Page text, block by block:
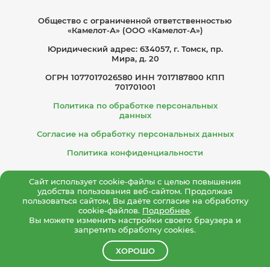
Общество с ограниче­нной ответственностью
«Камелот-А» (ООО «Камелот-А»)
Юридический адрес: 634057, г. Томск, пр.
Мира, д. 20
ОГРН 1077017026580 ИНН 7017187800 КПП
701701001
Политика по обработке персональных
данных
Согласие на обработку персональных данных
Политика конфиденциальности
Сайт использует cookie-файлы с целью повышения
удобства пользования веб-сайтом. Продолжая
пользоваться сайтом, Вы даёте согласие на обработку
cookie-файлов. Подробнее.
Вы можете изменить настройки своего браузера и
запретить обработку cookies.
ХОРОШО